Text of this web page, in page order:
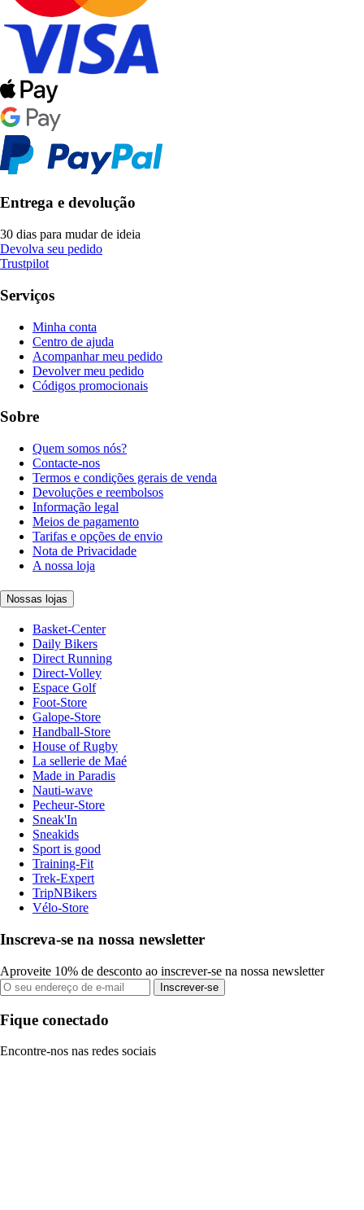
Entrega e devolução
30 dias para mudar de ideia
Devolva seu pedido
Trustpilot
Serviços
Minha conta
Centro de ajuda
Acompanhar meu pedido
Devolver meu pedido
Códigos promocionais
Sobre
Quem somos nós?
Contacte-nos
Termos e condições gerais de venda
Devoluções e reembolsos
Informação legal
Meios de pagamento
Tarifas e opções de envio
Nota de Privacidade
A nossa loja
Nossas lojas
Basket-Center
Daily Bikers
Direct Running
Direct-Volley
Espace Golf
Foot-Store
Galope-Store
Handball-Store
House of Rugby
La sellerie de Maé
Made in Paradis
Nauti-wave
Pecheur-Store
Sneak'In
Sneakids
Sport is good
Training-Fit
Trek-Expert
TripNBikers
Vélo-Store
Inscreva-se na nossa newsletter
Aproveite 10% de desconto ao inscrever-se na nossa newsletter
Inscrever-se
Fique conectado
Encontre-nos nas redes sociais